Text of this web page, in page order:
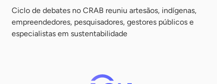
Ciclo de debates no CRAB reuniu artesãos, indígenas,
empreendedores, pesquisadores, gestores públicos e
especialistas em sustentabilidade